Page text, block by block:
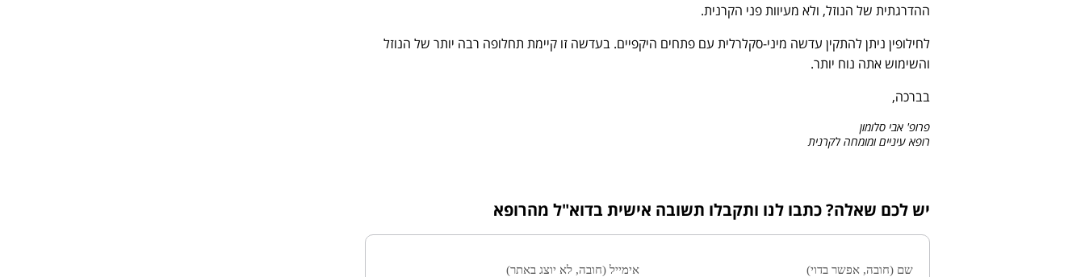
ההדרגתית של הנוזל, ולא מעיוות פני הקרנית.
לחילופין ניתן להתקין עדשה מיני-סקלרלית עם פתחים היקפיים. בעדשה זו קיימת תחלופה רבה יותר של הנוזל
והשימוש אתה נוח יותר.
בברכה,
פרופ' אבי סלומון
רופא עיניים ומומחה לקרנית
יש לכם שאלה? כתבו לנו ותקבלו תשובה אישית בדוא"ל מהרופא
שם (חובה, אפשר בדוי) אימייל (חובה, לא יוצג באתר)